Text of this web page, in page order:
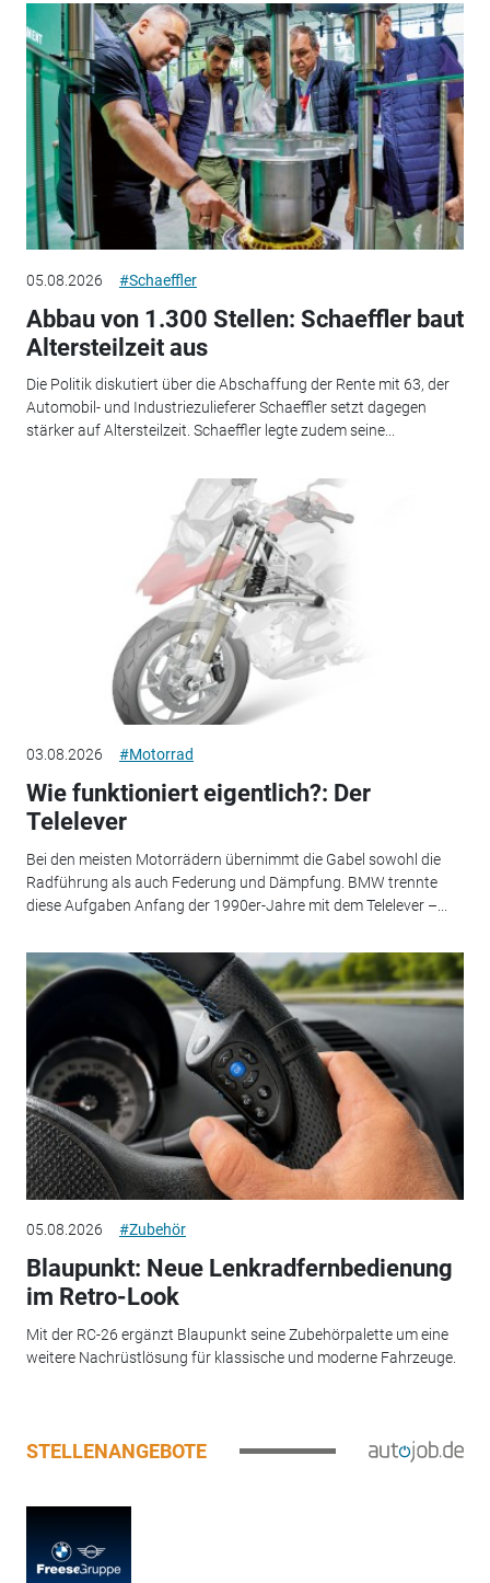
05.08.2026 #Schaeffler
Abbau von 1.300 Stellen: Schaeffler baut
Altersteilzeit aus
Die Politik diskutiert über die Abschaffung der Rente mit 63, der
Automobil- und Industriezulieferer Schaeffler setzt dagegen
stärker auf Altersteilzeit. Schaeffler legte zudem seine...
03.08.2026 #Motorrad
Wie funktioniert eigentlich?: Der
Telelever
Bei den meisten Motorrädern übernimmt die Gabel sowohl die
Radführung als auch Federung und Dämpfung. BMW trennte
diese Aufgaben Anfang der 1990er-Jahre mit dem Telelever –...
05.08.2026 #Zubehör
Blaupunkt: Neue Lenkradfernbedienung
im Retro-Look
Mit der RC-26 ergänzt Blaupunkt seine Zubehörpalette um eine
weitere Nachrüstlösung für klassische und moderne Fahrzeuge.
STELLENANGEBOTE